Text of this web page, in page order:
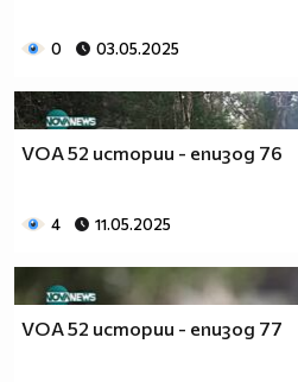
0 03.05.2025
VOA 52 истории - епизод 76
4 11.05.2025
VOA 52 истории - епизод 77